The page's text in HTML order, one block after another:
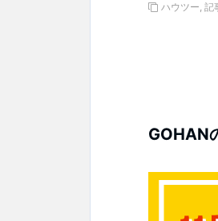
ハウツー, 記
GOHAN